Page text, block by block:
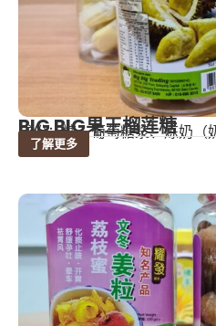
BIG BIG果王榴莲糖
成份：糖、葡萄糖浆、炼奶（
了解更多